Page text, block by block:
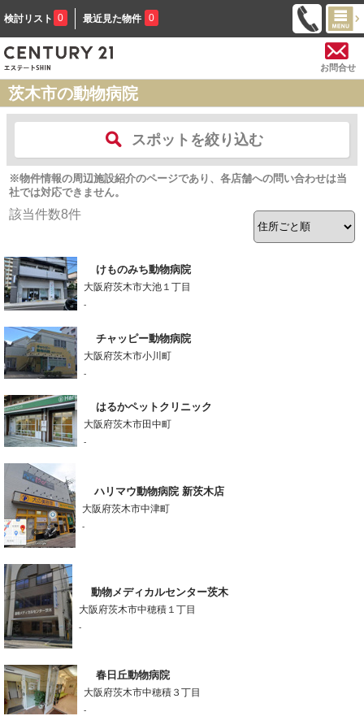
検討リスト 0 最近見た物件 0
お問合せ
茨木市の動物病院
スポットを絞り込む
※物件情報の周辺施設紹介のページであり、各店舗への問い合わせは当
社では対応できません。
該当件数8件
けものみち動物病院
大阪府茨木市大池１丁目
-
チャッピー動物病院
大阪府茨木市小川町
-
はるかペットクリニック
大阪府茨木市田中町
-
ハリマウ動物病院 新茨木店
大阪府茨木市中津町
-
動物メディカルセンター茨木
大阪府茨木市中穂積１丁目
-
春日丘動物病院
大阪府茨木市中穂積３丁目
-